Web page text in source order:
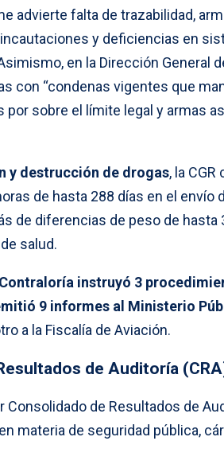
advierte falta de trazabilidad,
y deficiencias en
en la Dirección General
con “condenas vigentes que
sobre el límite legal y armas
y destrucción de drogas, la
de hasta 288 días en el envío
de diferencias de peso de hasta
salud.
Contraloría instruyó 3
9 informes al Ministerio
a la Fiscalía de Aviación.
de Auditoría
Consolidado de Resultados de
materia de seguridad pública,